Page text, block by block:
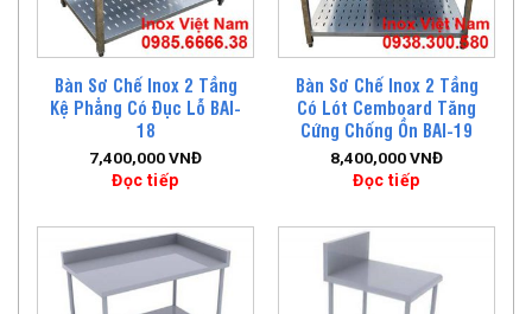
Bàn Sơ Chế Inox 2 Tầng
Kệ Phẳng Có Đục Lỗ BAI-
18
7,400,000VNĐ
Đọc tiếp
Bàn Sơ Chế Inox 2 Tầng
Có Lót Cemboard Tăng
Cứng Chống Ồn BAI-19
8,400,000VNĐ
Đọc tiếp